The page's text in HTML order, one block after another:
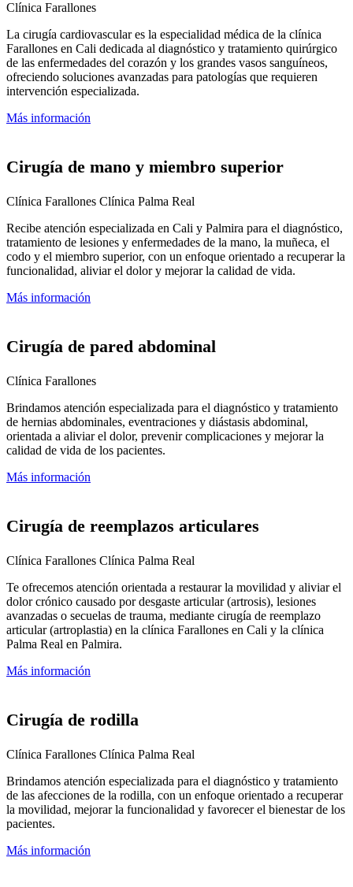
Clínica Farallones
La cirugía cardiovascular es la especialidad médica de la clínica
Farallones en Cali dedicada al diagnóstico y tratamiento quirúrgico
de las enfermedades del corazón y los grandes vasos sanguíneos,
ofreciendo soluciones avanzadas para patologías que requieren
intervención especializada.
Más información
Cirugía de mano y miembro superior
Clínica Farallones Clínica Palma Real
Recibe atención especializada en Cali y Palmira para el diagnóstico,
tratamiento de lesiones y enfermedades de la mano, la muñeca, el
codo y el miembro superior, con un enfoque orientado a recuperar la
funcionalidad, aliviar el dolor y mejorar la calidad de vida.
Más información
Cirugía de pared abdominal
Clínica Farallones
Brindamos atención especializada para el diagnóstico y tratamiento
de hernias abdominales, eventraciones y diástasis abdominal,
orientada a aliviar el dolor, prevenir complicaciones y mejorar la
calidad de vida de los pacientes.
Más información
Cirugía de reemplazos articulares
Clínica Farallones Clínica Palma Real
Te ofrecemos atención orientada a restaurar la movilidad y aliviar el
dolor crónico causado por desgaste articular (artrosis), lesiones
avanzadas o secuelas de trauma, mediante cirugía de reemplazo
articular (artroplastia) en la clínica Farallones en Cali y la clínica
Palma Real en Palmira.
Más información
Cirugía de rodilla
Clínica Farallones Clínica Palma Real
Brindamos atención especializada para el diagnóstico y tratamiento
de las afecciones de la rodilla, con un enfoque orientado a recuperar
la movilidad, mejorar la funcionalidad y favorecer el bienestar de los
pacientes.
Más información